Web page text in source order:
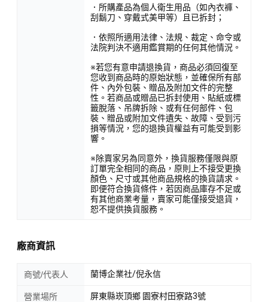
．所購產品為個人衛生用品（如內衣褲、
刮鬍刀、穿戴式美甲等）且已拆封；
．依照所適用法律、法規、裁定、命令或
法院判決不適用鑑賞期的任何其他情況。
※若您有意申請退換貨，商品必須回復至
您收到商品時的原始狀態，並確保所有部
件、內外包裝、贈品及附加文件的完整
性。若商品或贈品已拆封使用、貼紙或標
籤脫落、吊牌拆除、或有任何部件、包
裝、贈品或附加文件遺失、故障、受到污
損等情況，您的退換貨權益有可能受到影
響。
※除賣家另為同意外，換貨服務僅限與原
訂單完全相同的商品，原則上不接受更換
顏色、尺寸或其他商品規格的換貨請求。
即便符合換貨條件，若因商品庫存不足或
有其他商業考量，賣家可能僅接受退貨，
恕不提供換貨服務。
廠商資訊
商號/代表人 蘭博企業社/倪永信
營業場所 屏東縣崁頂鄉 園寮村田寮路3號